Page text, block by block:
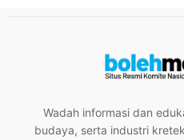
Wadah informasi dan
budaya, serta industri